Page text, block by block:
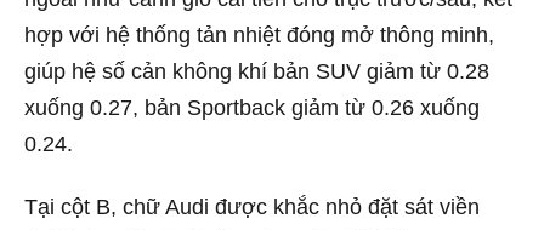
hợp với hệ thống tản nhiệt đóng mở thông minh,
giúp hệ số cản không khí bản SUV giảm từ 0.28
xuống 0.27, bản Sportback giảm từ 0.26 xuống
0.24.
Tại cột B, chữ Audi được khắc nhỏ đặt sát viền